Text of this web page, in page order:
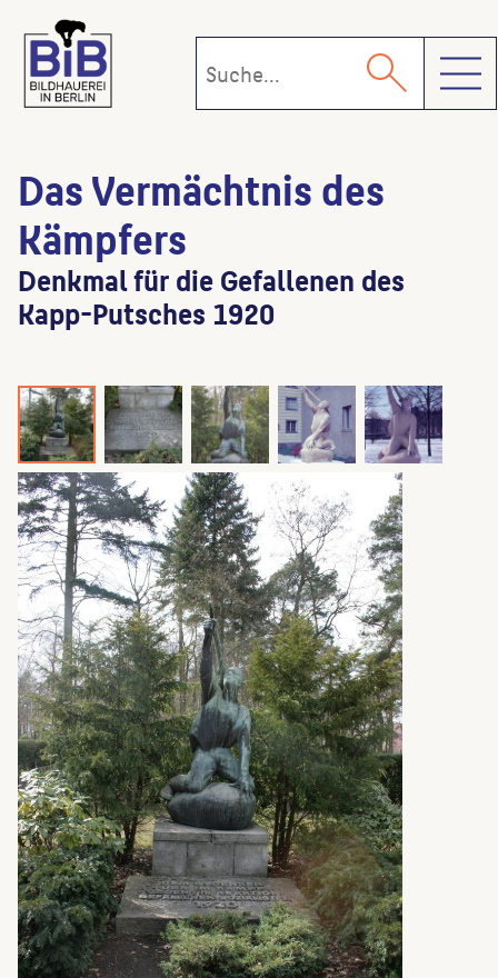
Das Vermächtnis des
Kämpfers
Denkmal für die Gefallenen des
Kapp-Putsches 1920